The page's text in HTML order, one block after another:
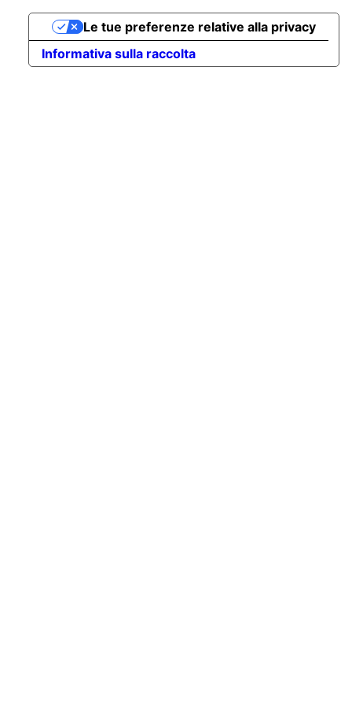
Informativa sulla raccolta
Le tue preferenze relative alla privacy